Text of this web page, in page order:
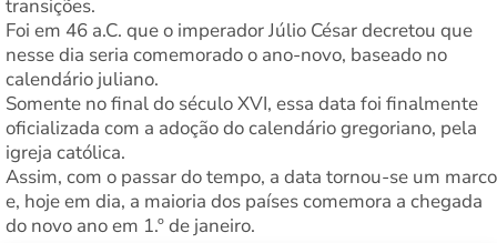
transições.
Foi em 46 a.C. que o imperador Júlio César decretou que
nesse dia seria comemorado o ano-novo, baseado no
calendário juliano.
Somente no final do século XVI, essa data foi finalmente
oficializada com a adoção do calendário gregoriano, pela
igreja católica.
Assim, com o passar do tempo, a data tornou-se um marco
e, hoje em dia, a maioria dos países comemora a chegada
do novo ano em 1.º de janeiro.